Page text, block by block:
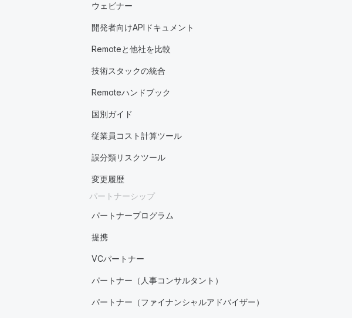
ウェビナー
開発者向けAPIドキュメント
Remoteと他社を比較
技術スタックの統合
Remoteハンドブック
国別ガイド
従業員コスト計算ツール
誤分類リスクツール
変更履歴
パートナーシップ
パートナープログラム
提携
VCパートナー
パートナー（人事コンサルタント）
パートナー（ファイナンシャルアドバイザー）